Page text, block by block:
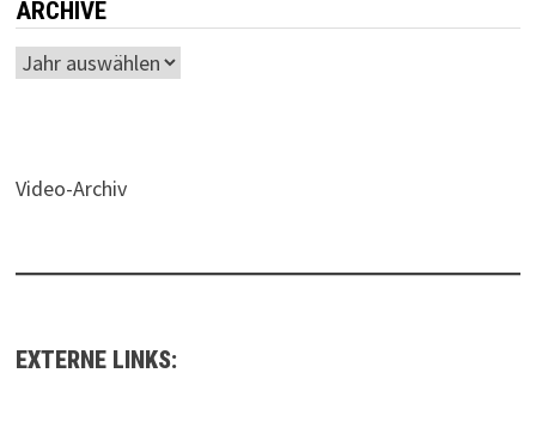
ARCHIVE
Archiv
Video-Archiv
EXTERNE LINKS: